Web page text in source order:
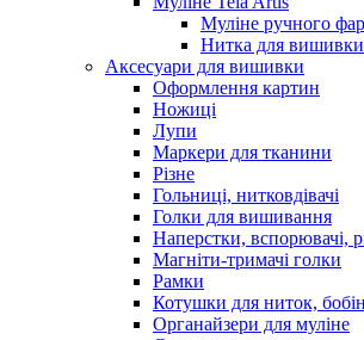
Муліне ручного
Нитка для
Аксесуари для вишивки
Оформлення картин
Ножиці
Лупи
Маркери для тканини
Різне
Гольниці, нитковдівачі
Голки для вишивання
Наперстки, вспорювачі,
Магніти-тримачі голки
Рамки
Котушки для ниток,
Органайзери для муліне